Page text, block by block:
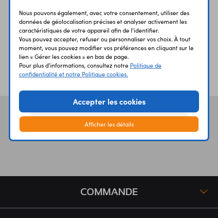
ÉTABLISSEMENTS
SCOLAIRES
PLUS 30 ANS
D’EXPERIENCE
Vos aviset témoignages
COMMANDE
Nous pouvons également, avec votre consentement, utiliser des
données de géolocalisation précises et analyser activement les
caractéristiques de votre appareil afin de l'identifier.
Vous pouvez accepter, refuser ou personnaliser vos choix. À tout
moment, vous pouvez modifier vos préférences en cliquant sur le
lien « Gérer les cookies » en bas de page.
Pour plus d'informations, consultez notre Politique de
confidentialité et notre Politique cookies.
Accepter les cookies
Afficher les détails